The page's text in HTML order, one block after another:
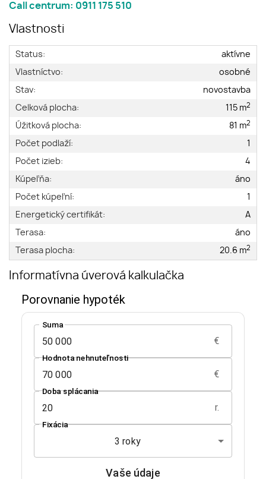
Call centrum: 0911 175 510
Vlastnosti
Status:
aktívne
Vlastníctvo:
osobné
Stav:
novostavba
Celková plocha:
115 m2
Úžitková plocha: 81 m2
Počet podlaží:
1
Počet izieb:
4
Kúpeľňa:
áno
Počet kúpeľní:
1
Energetický certifikát:
A
Terasa:
áno
Terasa plocha:
20.6 m2
Informatívna úverová kalkulačka